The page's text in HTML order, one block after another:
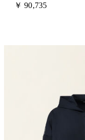
￥ 90,735